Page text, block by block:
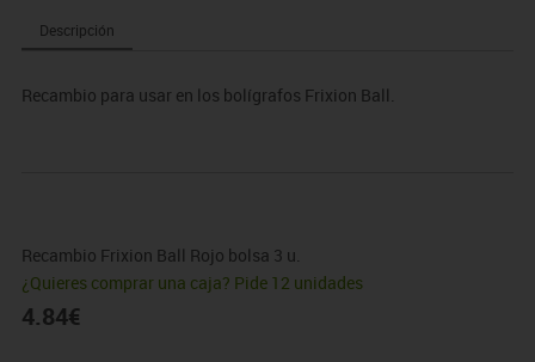
Descripción
Recambio para usar en los bolígrafos Frixion Ball.
Recambio Frixion Ball Rojo bolsa 3 u.
¿Quieres comprar una caja? Pide 12 unidades
4.84€